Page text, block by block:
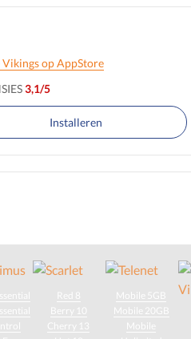
op AppStore
3,1/5
Installeren
Red 8
Berry 10
Cherry 13
Mobile 5GB
Mobile 20GB
Mobile